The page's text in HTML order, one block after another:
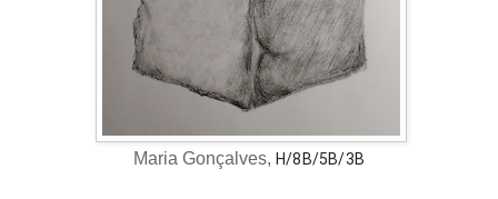
Maria Gonçalves, H/8B/5B/3B